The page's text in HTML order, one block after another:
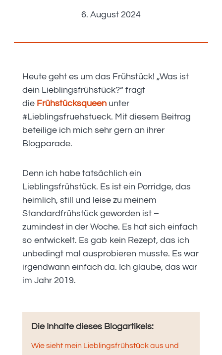
6. August 2024
Heute geht es um das Frühstück! „Was ist
dein Lieblingsfrühstück?“ fragt
die Frühstücksqueenunter
#Lieblingsfruehstueck. Mit diesem Beitrag
beteilige ich mich sehr gern an ihrer
Blogparade.
Denn ich habe tatsächlich ein
Lieblingsfrühstück. Es ist ein Porridge, das
heimlich, still und leise zu meinem
Standardfrühstück geworden ist –
zumindest in der Woche. Es hat sich einfach
so entwickelt. Es gab kein Rezept, das ich
unbedingt mal ausprobieren musste. Es war
irgendwann einfach da. Ich glaube, das war
im Jahr 2019.
Die Inhalte dieses Blogartikels:
Wie sieht mein Lieblingsfrühstück aus und